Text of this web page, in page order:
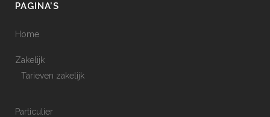
PAGINA’S
Home
Zakelijk
Tarieven zakelijk
Particulier